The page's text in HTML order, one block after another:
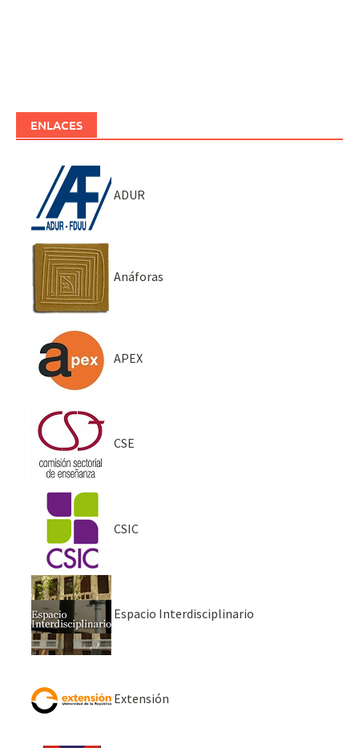
ENLACES
ADUR
Anáforas
APEX
CSE
CSIC
Espacio Interdisciplinario
Extensión